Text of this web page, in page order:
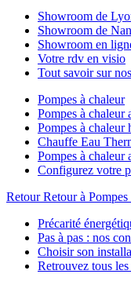
Showroom de
Showroom de
Showroom en
Votre rdv en visio
Tout savoir sur
Pompes à chaleur
Pompes à chaleur
Pompes à chaleur
Chauffe Eau
Pompes à chaleur
Configurez votre
Retour Retour à Pompes
Précarité
Pas à pas : nos
Choisir son
Retrouvez tous